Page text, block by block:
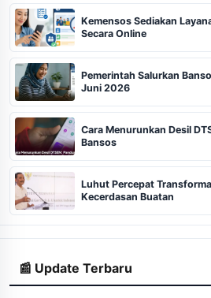
Kemensos Sediakan
Secara Online
Pemerintah Salurkan
Juni 2026
Cara Menurunkan Desil
Bansos
Luhut Percepat
Kecerdasan Buatan
📰 Update Terbaru